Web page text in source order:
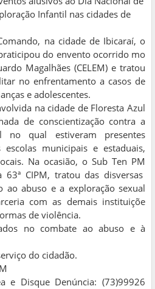
Infantil nas cidades de
na cidade de Ibicaraí, o
do envento ocorrido mo
Magalhães (CELEM) e tratou
no enfrentamento a casos de
e adolescentes.
na cidade de Floresta Azul
de conscientização contra a
no qual estiveram presentes
municipais e estaduais,
Na ocasião, o Sub Ten PM
63ª CIPM, tratou das disversas
ao abuso e a exploração sexual
com as demais instituiçõe
de violência.
no combate ao abuso e à
do cidadão.
e Disque Denúncia: (73)99926